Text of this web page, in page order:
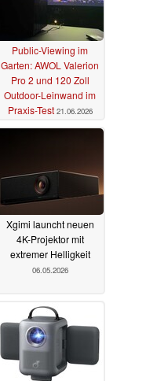
Public-Viewing im
Garten: AWOL Valerion
Pro 2 und 120 Zoll
Outdoor-Leinwand im
Praxis-Test 21.06.2026
Xgimi launcht neuen
4K-Projektor mit
extremer Helligkeit
06.05.2026